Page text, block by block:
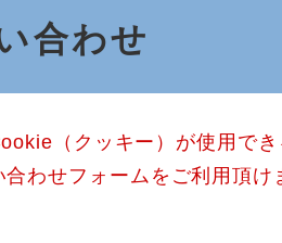
合わせ
（クッキー）が使用で
わせフォームをご利用頂け